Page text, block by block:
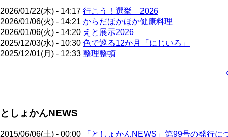
2026/01/22(木) - 14:17 行こう！選挙 2026
2026/01/06(火) - 14:21 からだほかほか健康料理
2026/01/06(火) - 14:20 えと展示2026
2025/12/03(水) - 10:30 色で巡る12か月「にじいろ」
2025/12/01(月) - 12:33 整理整頓
送
としょかんNEWS
2015/06/06(土) - 00:00
「としょかんNEWS」第99号の発行に